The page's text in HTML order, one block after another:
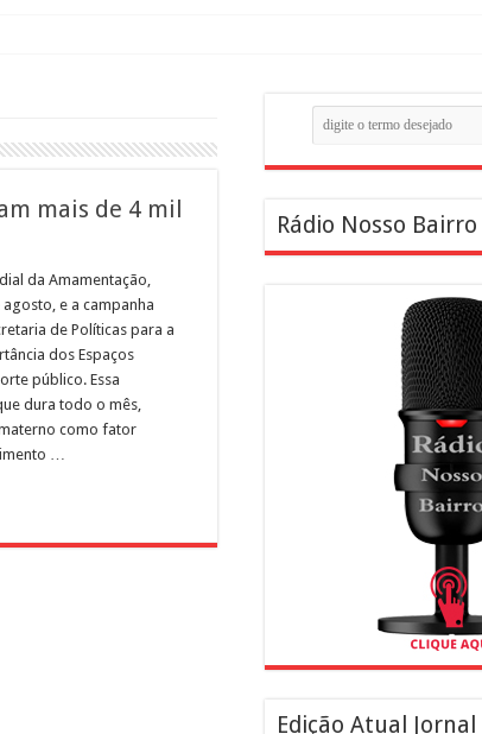
mais de 4 mil
da Amamentação,
e a campanha
de Políticas para a
dos Espaços
público. Essa
dura todo o mês,
como fator
…
Pesquisar
Rádio Nosso Bairro
Edição Atual Jornal